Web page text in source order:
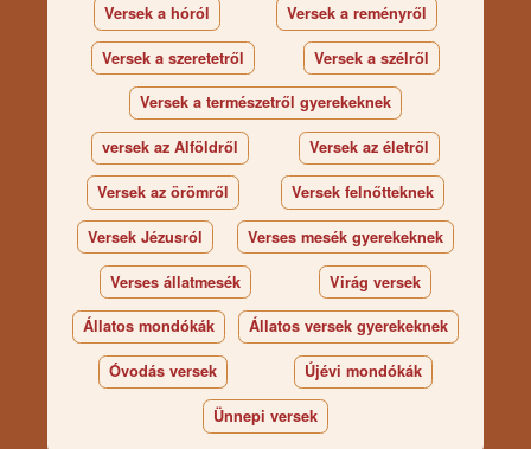
Versek a hóról Versek a reményről
Versek a szeretetről Versek a szélről
Versek a természetről gyerekeknek
versek az Alföldről Versek az életről
Versek az örömről Versek felnőtteknek
Versek Jézusról Verses mesék gyerekeknek
Verses állatmesék Virág versek
Állatos mondókák Állatos versek gyerekeknek
Óvodás versek Újévi mondókák
Ünnepi versek